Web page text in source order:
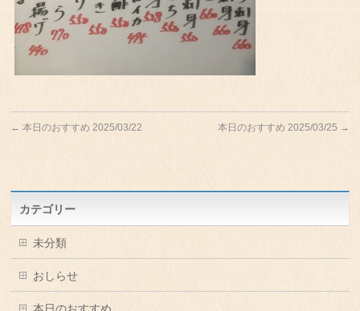
← 本日のおすすめ 2025/03/22 本日のおすすめ 2025/03/25 →
カテゴリー
未分類
おしらせ